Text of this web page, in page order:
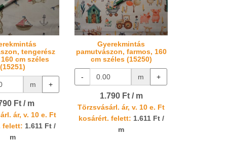
tengerész
cm széles
(15251)
m +
Ft / m
ár, v. 10 e. Ft
felett: 1.611 Ft /
m
Gyerekmintás
pamutvászon, farmos, 160
cm széles (15250)
- m +
1.790 Ft / m
Törzsvásárl. ár, v. 10 e. Ft
kosárért. felett: 1.611 Ft /
m